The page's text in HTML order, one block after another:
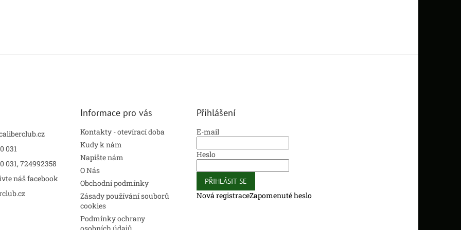
031
031, 724992358
náš facebook
Informace pro vás
Kontakty - otevírací doba
Kudy k nám
Napište nám
O Nás
Obchodní podmínky
Zásady používání souborů
cookies
Podmínky ochrany
Přihlášení
E-mail
Heslo
PŘIHLÁSIT SE
Nová registraceZapomenuté heslo